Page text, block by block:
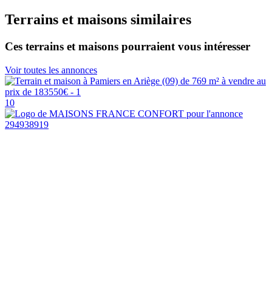
Terrains et maisons similaires
Ces terrains et maisons pourraient vous intéresser
Voir toutes les annonces
10